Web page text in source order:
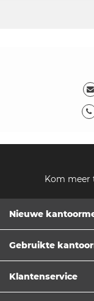
Kom meer
Nieuwe
Gebruikte
Klantenservice